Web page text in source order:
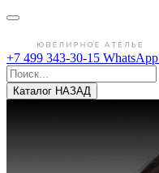
+7 499 343-30-15 WhatsApp
Каталог НАЗАД